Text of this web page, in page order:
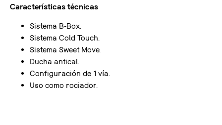
Características técnicas
Sistema B-Box.
Sistema Cold Touch.
Sistema Sweet Move.
Ducha antical.
Configuración de 1 vía.
Uso como rociador.